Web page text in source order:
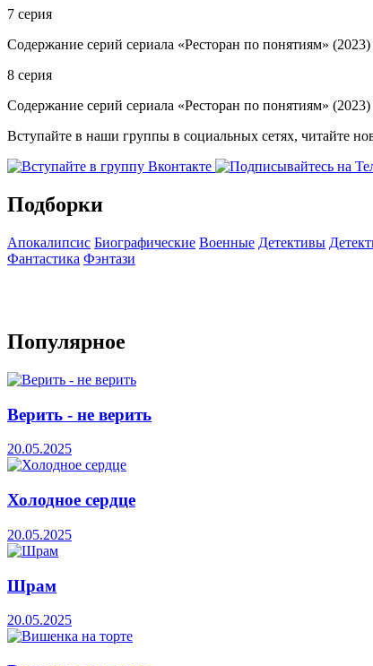
7 серия
Содержание серий сериала «Ресторан по понятиям» (2023)
8 серия
Содержание серий сериала «Ресторан по понятиям» (2023)
Вступайте в наши группы в социальных сетях, читайте
Подборки
Апокалипсис Биографические Военные Детективы
Фантастика Фэнтази
Популярное
Верить - не верить
20.05.2025
Холодное сердце
20.05.2025
Шрам
20.05.2025